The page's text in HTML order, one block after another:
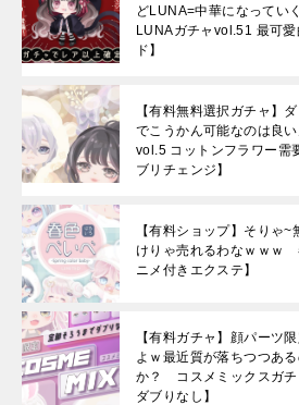
どLUNA=中華になってい
LUNAガチャvol.51 最可
ド】
【有料無料選択ガチャ】
でこうかん可能なのは良
vol.5 コットンフラワー需
ブリチェンジ】
【有料ショップ】そりゃ
けりゃ売れるわなｗｗｗ
ニメ付きエクステ】
【有料ガチャ】顔パーツ
よｗ最近質が落ちつつあ
か？ コスメミックスガ
ダブりなし】